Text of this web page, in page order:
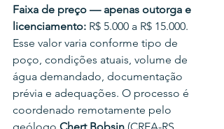
Faixa de preço — apenas outorga e
licenciamento: R$ 5.000 a R$ 15.000.
Esse valor varia conforme tipo de
poço, condições atuais, volume de
água demandado, documentação
prévia e adequações. O processo é
coordenado remotamente pelo